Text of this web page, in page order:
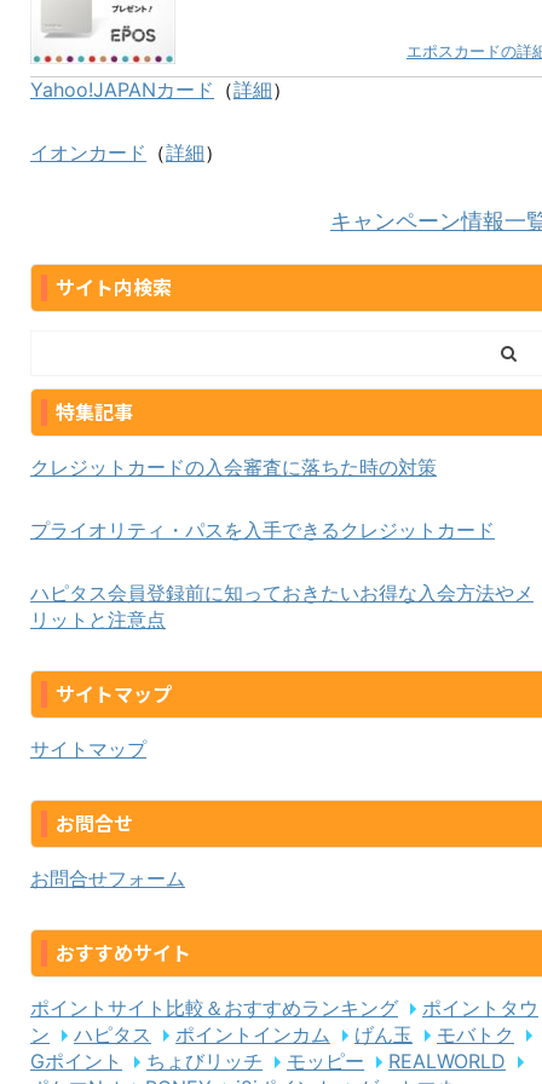
エポスカードの詳
Yahoo!JAPANカード （詳細）
イオンカード （詳細）
キャンペーン情報一
サイト内検索
特集記事
クレジットカードの入会審査に落ちた時の対策
プライオリティ・パスを入手できるクレジットカード
ハピタス会員登録前に知っておきたいお得な入会方法やメ
リットと注意点
サイトマップ
サイトマップ
お問合せ
お問合せフォーム
おすすめサイト
ポイントサイト比較＆おすすめランキング
ポイントタウ
ン
ハピタス ポイントインカム げん玉
モバトク
Gポイント
ちょびリッチ モッピー
REALWORLD